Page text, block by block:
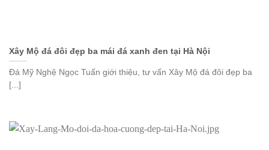
Xây Mộ đá đôi đẹp ba mái đá xanh đen tại Hà Nội
Đá Mỹ Nghệ Ngọc Tuấn giới thiệu, tư vấn Xây Mộ đá đôi đẹp ba
[...]